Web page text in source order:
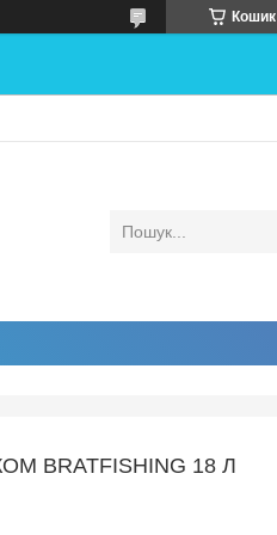
Кошик
BRATFISHING 18 Л